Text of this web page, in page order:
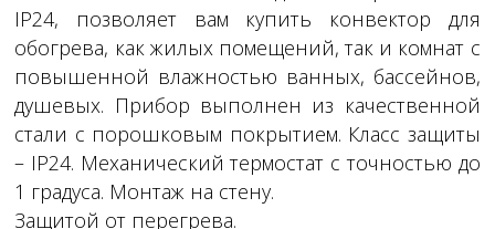
IP24, позволяет вам купить конвектор для
обогрева, как жилых помещений, так и комнат с
повышенной влажностью ванных, бассейнов,
душевых. Прибор выполнен из качественной
стали с порошковым покрытием. Класс защиты
– IP24. Механический термостат с точностью до
1 градуса. Монтаж на стену.
Защитой от перегрева.